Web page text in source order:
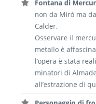
Fontana di
non da Miró ma
Calder.
Osservare il
metallo è
l’opera è stata
minatori di
all’estrazione di